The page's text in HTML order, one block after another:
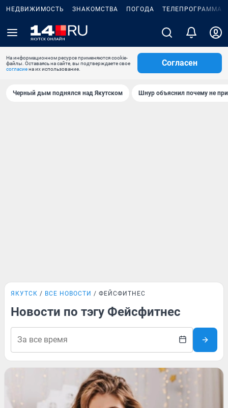
НЕДВИЖИМОСТЬ ЗНАКОМСТВА ПОГОДА ТЕЛЕПРОГРАММА
На информационном ресурсе применяются cookie-
файлы. Оставаясь на сайте, вы подтверждаете свое
согласиена их использование.
Согласен
Черный дым поднялся над Якутском Шнур объяснил почему не
ЯКУТСК ВСЕ НОВОСТИ ФЕЙСФИТНЕС
Новости по тэгу Фейсфитнес